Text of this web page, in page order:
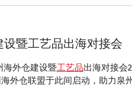
暨工艺品出海对接会
海外仓建设暨工艺品出海对接会
外仓联盟于此间启动，助力泉